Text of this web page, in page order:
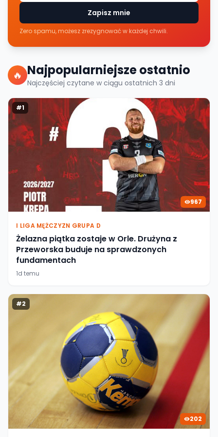
Zapisz mnie
Zero spamu, możesz zrezygnować w każdej chwili.
🔥 Najpopularniejsze ostatnio
Najczęściej czytane w ciągu ostatnich 3 dni
#1
967
I LIGA MĘŻCZYZN GRUPA D
Żelazna piątka zostaje w Orle. Drużyna z
Przeworska buduje na sprawdzonych
fundamentach
1d temu
#2
202